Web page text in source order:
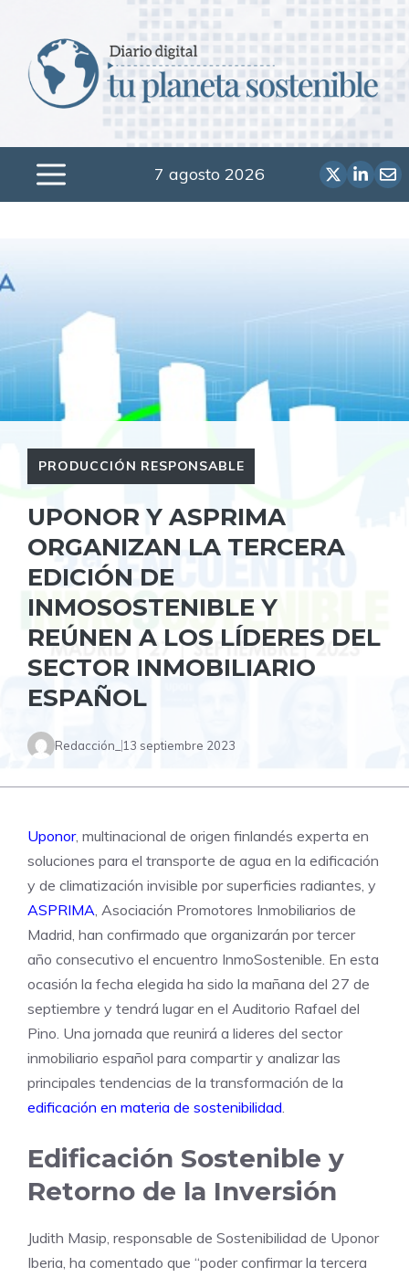
contenido
Menú
7 agosto 2026
PRODUCCIÓN RESPONSABLE
UPONOR Y ASPRIMA
ORGANIZAN LA TERCERA
EDICIÓN DE
INMOSOSTENIBLE Y
REÚNEN A LOS LÍDERES DEL
SECTOR INMOBILIARIO
ESPAÑOL
Redacción_ 13 septiembre 2023
Uponor, multinacional de origen finlandés experta en
soluciones para el transporte de agua en la edificación
y de climatización invisible por superficies radiantes, y
ASPRIMA, Asociación Promotores Inmobiliarios de
Madrid, han confirmado que organizarán por tercer
año consecutivo el encuentro InmoSostenible. En esta
ocasión la fecha elegida ha sido la mañana del 27 de
septiembre y tendrá lugar en el Auditorio Rafael del
Pino. Una jornada que reunirá a lideres del sector
inmobiliario español para compartir y analizar las
principales tendencias de la transformación de la
edificación en materia de sostenibilidad.
Edificación Sostenible y
Retorno de la Inversión
Judith Masip, responsable de Sostenibilidad de Uponor
Iberia, ha comentado que “poder confirmar la tercera